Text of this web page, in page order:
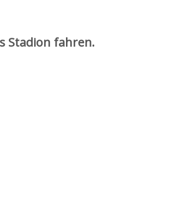
Stadion fahren.